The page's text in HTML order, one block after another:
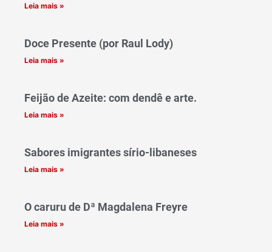
Leia mais »
Doce Presente (por Raul Lody)
Leia mais »
Feijão de Azeite: com dendê e arte.
Leia mais »
Sabores imigrantes sírio-libaneses
Leia mais »
O caruru de Dª Magdalena Freyre
Leia mais »